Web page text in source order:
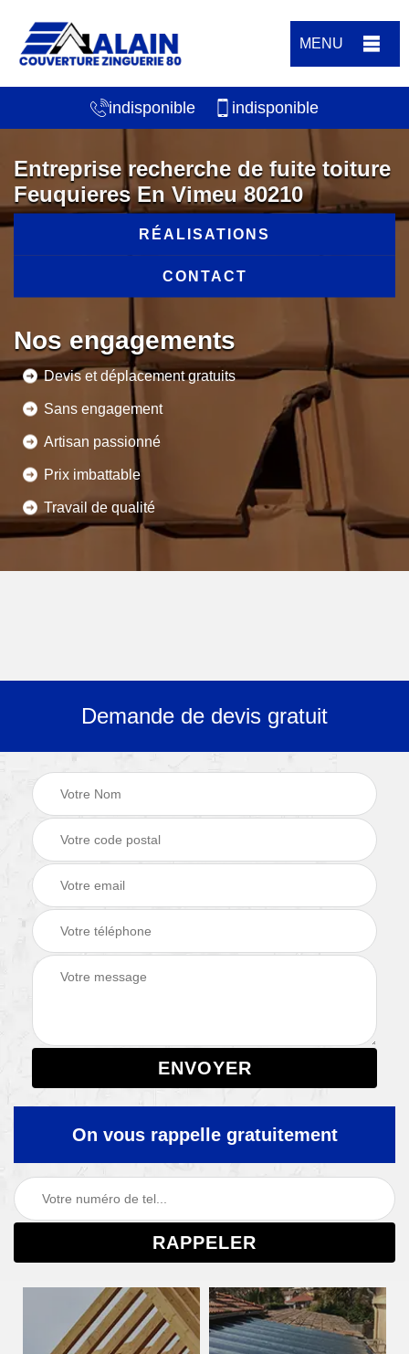
MENU
indisponible indisponible
Entreprise recherche de fuite toiture
Feuquieres En Vimeu 80210
RÉALISATIONS
CONTACT
Nos engagements
Devis et déplacement gratuits
Sans engagement
Artisan passionné
Prix imbattable
Travail de qualité
Demande de devis gratuit
On vous rappelle gratuitement